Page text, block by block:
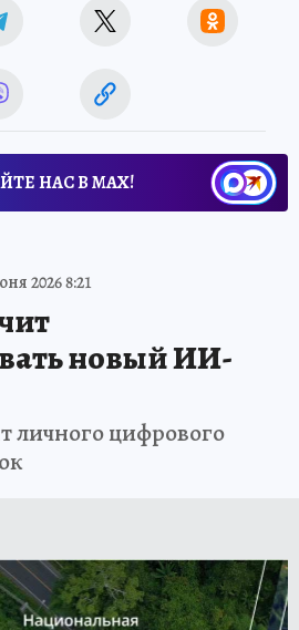
НАС В МАХ!
2026 8:21
новый ИИ-
личного цифрового